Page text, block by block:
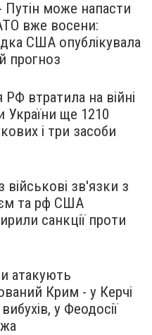
Путін може напасти
вже восени:
США опублікувала
прогноз
РФ втратила на війні
України ще 1210
і три засоби
військові зв'язки з
та рф США
санкції проти
атакують
Крим - у Керчі
вибухів, у Феодосії